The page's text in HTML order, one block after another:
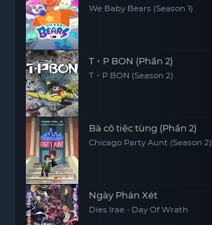
We Baby Bears (Season 1)
T・P BON (Phần 2)
T・P BON (Season 2)
Bà cô tiệc tùng (Phần 2)
Chicago Party Aunt (Season 2)
Ngày Phán Xét
Dies Irae - Day Of Wrath